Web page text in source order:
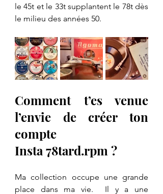
le 45t et le 33t supplantent le 78t dès
le milieu des années 50.
Comment t’es venue
l’envie de créer ton
compte
Insta 78tard.rpm ?
Ma collection occupe une grande
place dans ma vie.  Il y a une